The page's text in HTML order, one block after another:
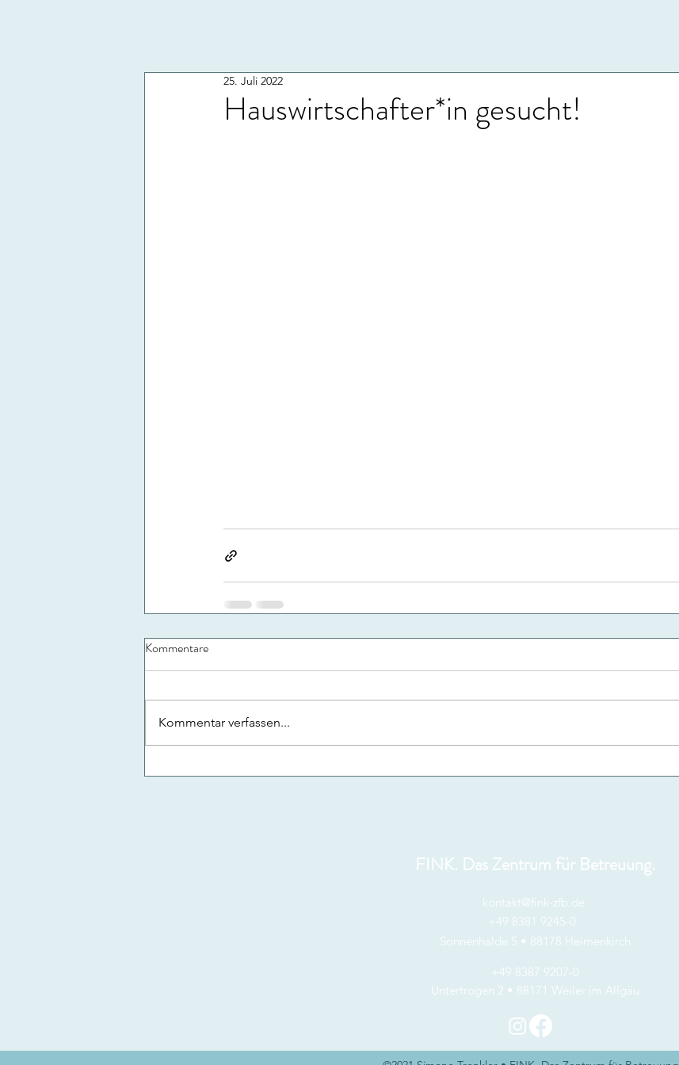
Hauswirtschafter*in gesucht!
25. Juli 2022
Kommentare
Kommentar verfassen...
FINK. Das Zentrum für Betreuung.
kontakt@fink-zfb.de
+49 8381 9245-0
Sonnenhalde 5 • 88178 Heimenkirch
+49 8387 9207-0
Untertrogen 2 • 88171 Weiler im Allgäu